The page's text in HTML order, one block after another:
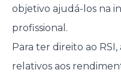
objetivo ajudá-los na
profissional.
Para ter direito ao
relativos aos